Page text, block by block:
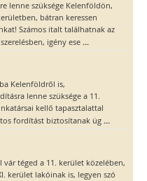
lenne szüksége Kelenföldön,
bátran keressen
Számos italt találhatnak az
igény ese ...
Kelenföldről is,
lenne szüksége a 11.
kellő tapasztalattal
fordítást biztosítanak üg ...
téged a 11. kerület közelében,
kerület lakóinak is, legyen szó